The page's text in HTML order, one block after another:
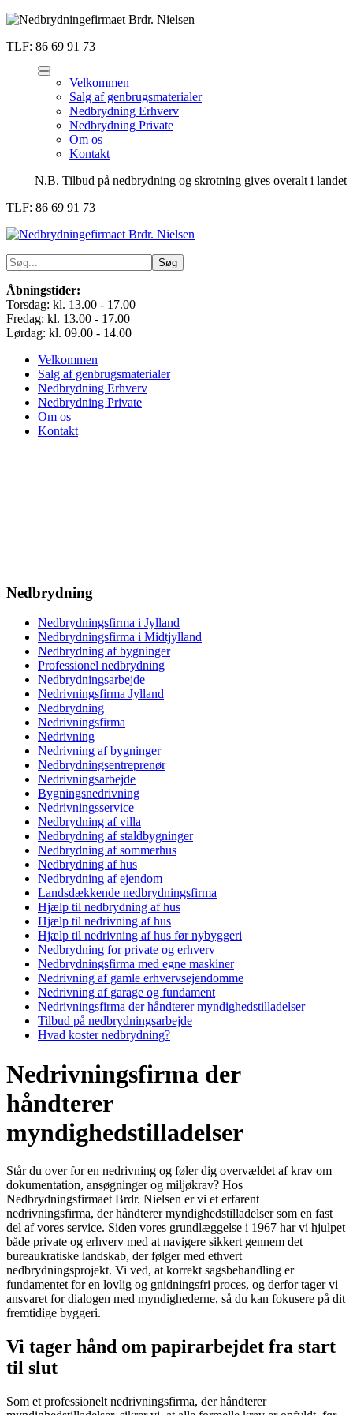
TLF: 86 69 91 73
Velkommen
Salg af genbrugsmaterialer
Nedbrydning Erhverv
Nedbrydning Private
Om os
Kontakt
N.B. Tilbud på nedbrydning og skrotning gives overalt i landet
TLF: 86 69 91 73
Åbningstider:
Torsdag: kl. 13.00 - 17.00
Fredag: kl. 13.00 - 17.00
Lørdag: kl. 09.00 - 14.00
Velkommen
Salg af genbrugsmaterialer
Nedbrydning Erhverv
Nedbrydning Private
Om os
Kontakt
Nedbrydning
Nedbrydningsfirma i Jylland
Nedbrydningsfirma i Midtjylland
Nedbrydning af bygninger
Professionel nedbrydning
Nedbrydningsarbejde
Nedrivningsfirma Jylland
Nedbrydning
Nedrivningsfirma
Nedrivning
Nedrivning af bygninger
Nedbrydningsentreprenør
Nedrivningsarbejde
Bygningsnedrivning
Nedrivningsservice
Nedbrydning af villa
Nedbrydning af staldbygninger
Nedbrydning af sommerhus
Nedbrydning af hus
Nedbrydning af ejendom
Landsdækkende nedbrydningsfirma
Hjælp til nedbrydning af hus
Hjælp til nedrivning af hus
Hjælp til nedrivning af hus før nybyggeri
Nedbrydning for private og erhverv
Nedbrydningsfirma med egne maskiner
Nedrivning af gamle erhvervsejendomme
Nedrivning af garage og fundament
Nedrivningsfirma der håndterer myndighedstilladelser
Tilbud på nedbrydningsarbejde
Hvad koster nedbrydning?
Nedrivningsfirma der
håndterer
myndighedstilladelser
Står du over for en nedrivning og føler dig overvældet af krav om
dokumentation, ansøgninger og miljøkrav? Hos
Nedbrydningsfirmaet Brdr. Nielsen er vi et erfarent
nedrivningsfirma, der håndterer myndighedstilladelser som en fast
del af vores service. Siden vores grundlæggelse i 1967 har vi hjulpet
både private og erhverv med at navigere sikkert gennem det
bureaukratiske landskab, der følger med ethvert
nedbrydningsprojekt. Vi ved, at korrekt sagsbehandling er
fundamentet for en lovlig og gnidningsfri proces, og derfor tager vi
ansvaret for dialogen med myndighederne, så du kan fokusere på dit
fremtidige byggeri.
Vi tager hånd om papirarbejdet fra start
til slut
Som et professionelt nedrivningsfirma, der håndterer